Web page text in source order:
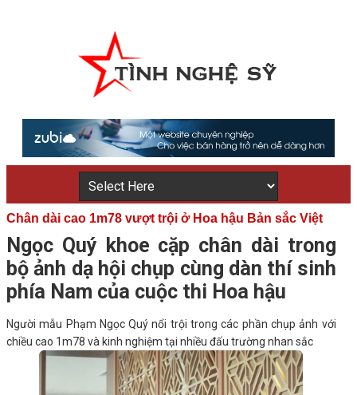
Chân dài cao 1m78 vượt trội ở Hoa hậu Bản sắc Việt
Ngọc Quý khoe cặp chân dài trong
bộ ảnh dạ hội chụp cùng dàn thí sinh
phía Nam của cuộc thi Hoa hậu
Người mẫu Phạm Ngọc Quý nổi trội trong các phần chụp ảnh với
chiều cao 1m78 và kinh nghiệm tại nhiều đấu trường nhan sắc